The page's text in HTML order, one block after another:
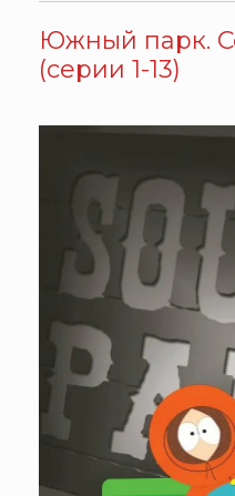
Южный парк.
(серии 1-13)